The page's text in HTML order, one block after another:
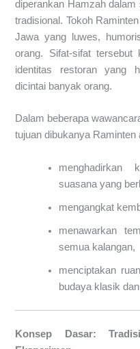
diperankan Hamzah
tradisional. Tokoh
Jawa yang luwes,
orang. Sifat-sifat tersebut
identitas restoran yang
dicintai banyak orang.
Dalam beberapa
tujuan dibukanya Raminten
menghadirkan
suasana yang
mengangkat
menawarkan
semua kalangan,
menciptakan
budaya klasik
Konsep Dasar: